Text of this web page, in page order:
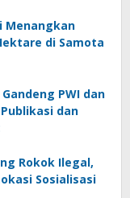
Menangkan
di Samota
PWI dan
dan
Rokok Ilegal,
Sosialisasi